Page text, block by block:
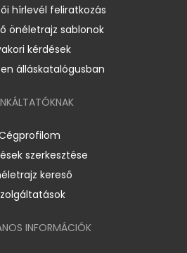
hírlevél feliratkozás
önéletrajz sablonok
kérdések
álláskatalógusban
szerkesztése
kereső
INFORMÁCIÓK